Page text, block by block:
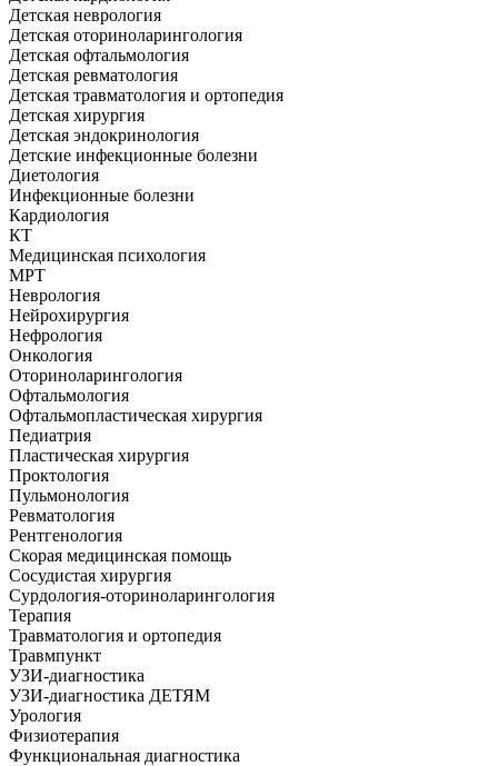
Детская неврология
Детская оториноларингология
Детская офтальмология
Детская ревматология
Детская травматология и ортопедия
Детская хирургия
Детская эндокринология
Детские инфекционные болезни
Диетология
Инфекционные болезни
Кардиология
КТ
Медицинская психология
МРТ
Неврология
Нейрохирургия
Нефрология
Онкология
Оториноларингология
Офтальмология
Офтальмопластическая хирургия
Педиатрия
Пластическая хирургия
Проктология
Пульмонология
Ревматология
Рентгенология
Скорая медицинская помощь
Сосудистая хирургия
Сурдология-оториноларингология
Терапия
Травматология и ортопедия
Травмпункт
УЗИ-диагностика
УЗИ-диагностика ДЕТЯМ
Урология
Физиотерапия
Функциональная диагностика